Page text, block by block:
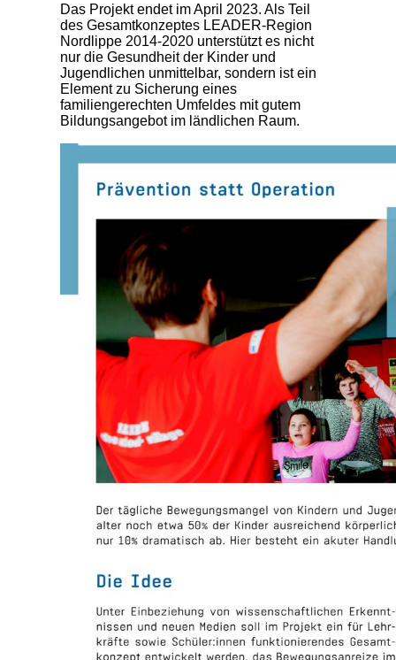
Das Projekt endet im April 2023. Als Teil
des Gesamtkonzeptes LEADER-Region
Nordlippe 2014-2020 unterstützt es nicht
nur die Gesundheit der Kinder und
Jugendlichen unmittelbar, sondern ist ein
Element zu Sicherung eines
familiengerechten Umfeldes mit gutem
Bildungsangebot im ländlichen Raum.